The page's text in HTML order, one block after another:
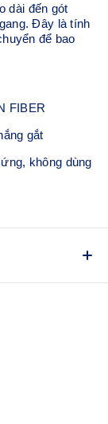
dài đến gót
Đây là tính
để bao
FIBER
gắt
không dùng
giày
động linh